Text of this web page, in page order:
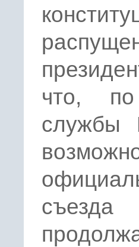
что,
службы